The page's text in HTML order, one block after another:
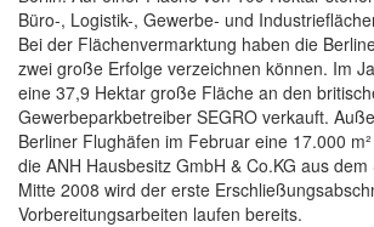
Büro-, Logistik-, Gewerbe- und
Bei der Flächenvermarktung haben die
zwei große Erfolge verzeichnen können. Im
eine 37,9 Hektar große Fläche an den
Gewerbeparkbetreiber SEGRO verkauft.
Berliner Flughäfen im Februar eine 17.000
die ANH Hausbesitz GmbH & Co.KG aus
Mitte 2008 wird der erste
Vorbereitungsarbeiten laufen bereits.